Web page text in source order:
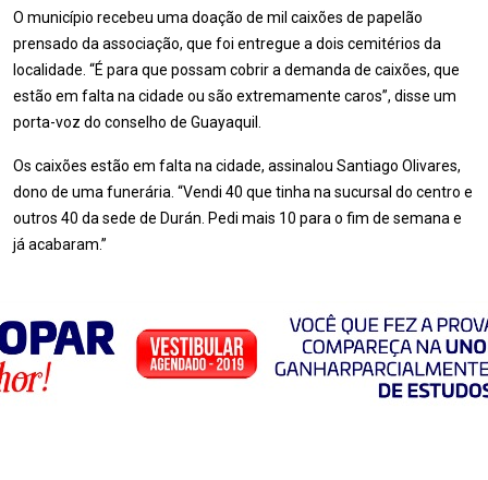
O município recebeu uma doação de mil caixões de papelão
prensado da associação, que foi entregue a dois cemitérios da
localidade. “É para que possam cobrir a demanda de caixões, que
estão em falta na cidade ou são extremamente caros”, disse um
porta-voz do conselho de Guayaquil.
Os caixões estão em falta na cidade, assinalou Santiago Olivares,
dono de uma funerária. “Vendi 40 que tinha na sucursal do centro e
outros 40 da sede de Durán. Pedi mais 10 para o fim de semana e
já acabaram.”